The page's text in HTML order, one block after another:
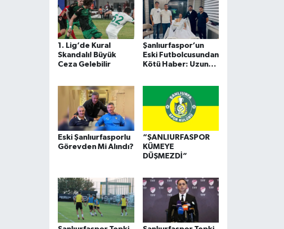
1. Lig’de Kural
Skandalı! Büyük
Ceza Gelebilir
Şanlıurfaspor’un
Eski Futbolcusundan
Kötü Haber: Uzun
Eski Şanlıurfasporlu
Görevden Mi Alındı?
“ŞANLIURFASPOR
KÜMEYE
DÜŞMEZDİ”